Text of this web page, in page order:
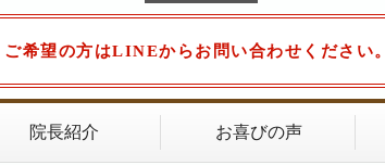
希望の方はLINEからお問い合わせください。
院長紹介 お喜びの声